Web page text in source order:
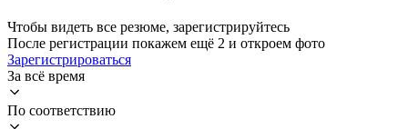
Чтобы видеть все резюме, зарегистрируйтесь
После регистрации покажем ещё 2 и откроем фото
Зарегистрироваться
За всё время
По соответствию